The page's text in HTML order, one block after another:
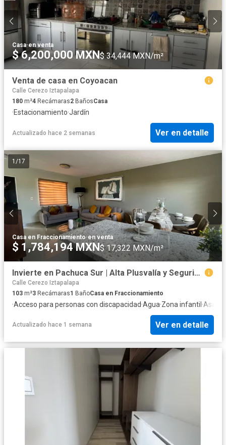
Casa·en venta
$ 6,200,000 MXN$ 34,444 MXN/m²
Venta de casa en Coyoacan
Calle Cerezo Iztapalapa
180 m²4 Recámaras2 BañosCasa
·Estacionamiento·Jardín
Actualizado hace 2 semanas Ver en detalle
1 /17
Casa en Fraccionamiento·en venta
$ 1,784,194 MXN$ 17,322 MXN/m²
Invierte en Pachuca Sur | Alta Plusvalía y Seguridad
Calle Cerezo Iztapalapa
103 m²3 Recámaras1 BañoCasa en Fraccionamiento
·Acceso para personas con discapacidad·Agua·Zona infantil·Asador
Actualizado hace 1 semana Ver en detalle